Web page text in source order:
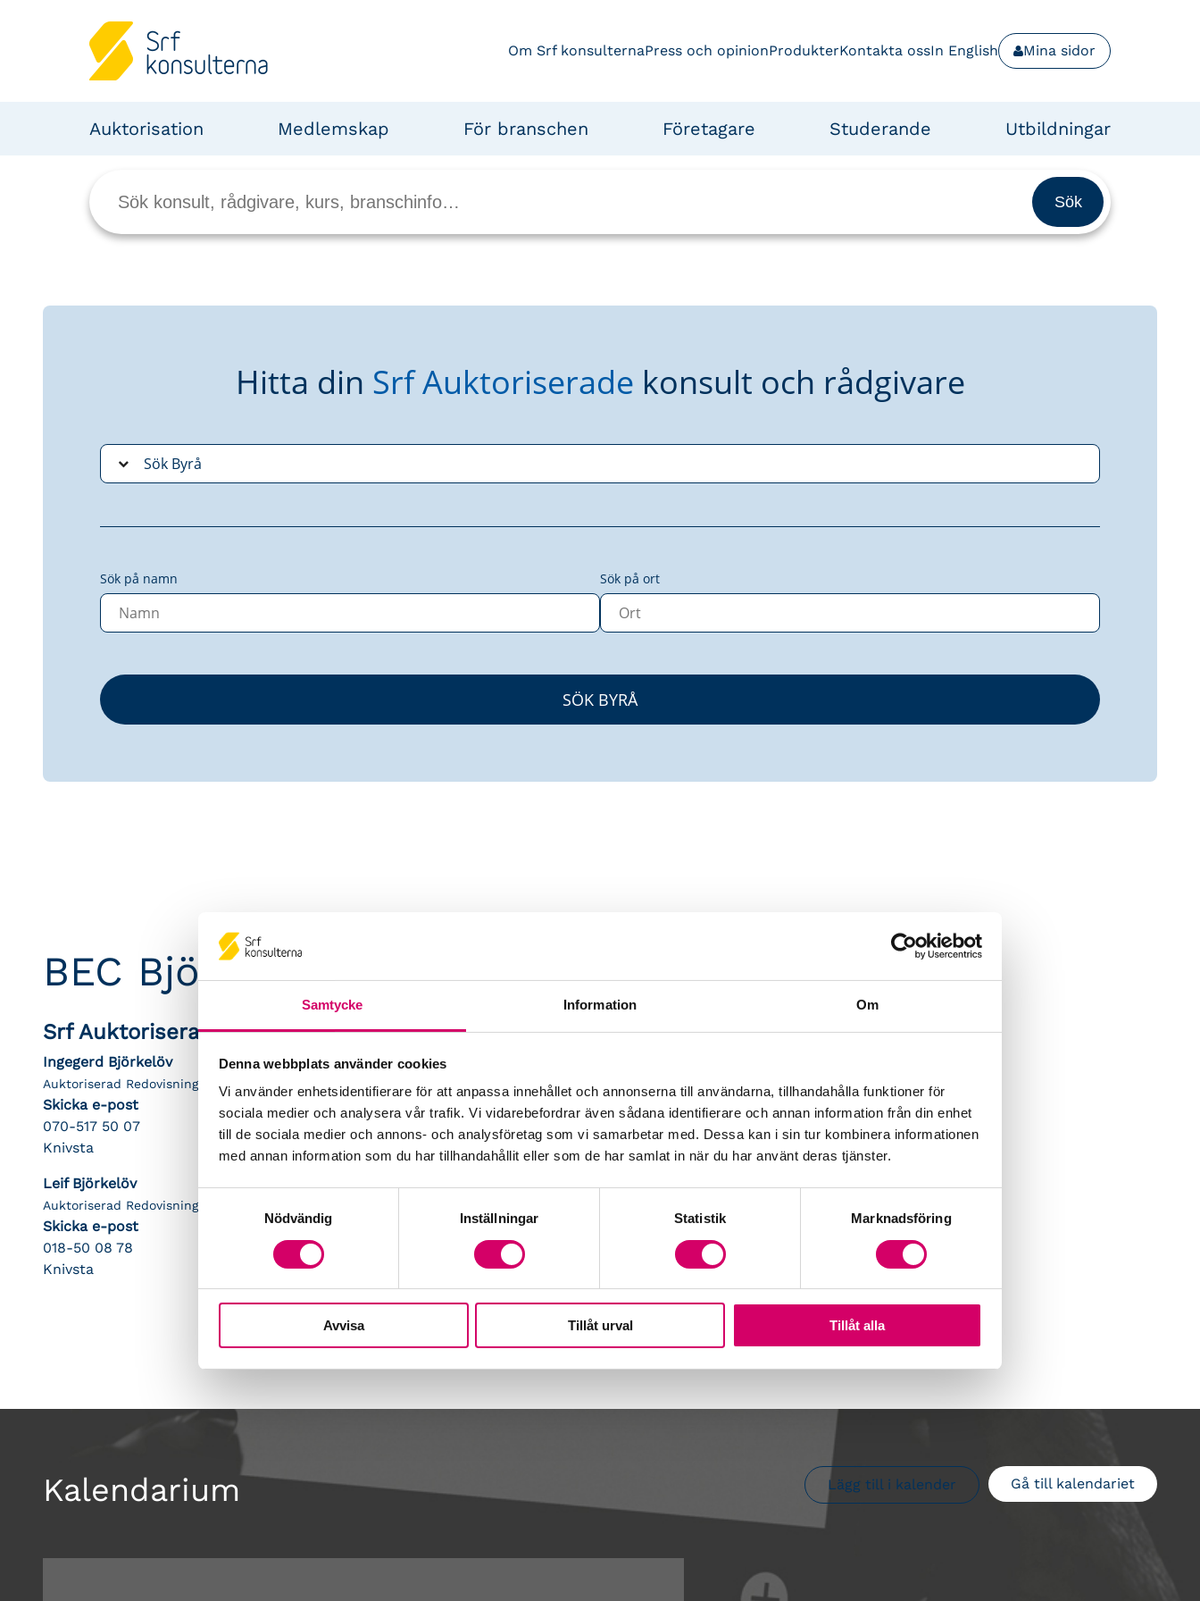
Samtycke Information Om
Denna webbplats använder cookies
Vi använder enhetsidentifierare för att anpassa innehållet och annonserna till användarna, tillhandahålla funktioner för
sociala medier och analysera vår trafik. Vi vidarebefordrar även sådana identifierare och annan information från din enhet
till de sociala medier och annons- och analysföretag som vi samarbetar med. Dessa kan i sin tur kombinera informationen
med annan information som du har tillhandahållit eller som de har samlat in när du har använt deras tjänster.
Nödvändig
Inställningar Statistik Marknadsföring
Avvisa Tillåt urval Tillåt alla
Om Srf konsulternaPress och opinionProdukterKontakta ossIn English Mina sidor
Auktorisation Medlemskap För branschen Företagare Studerande Utbildningar
Hitta din Srf Auktoriserade konsult och rådgivare
Sök på namn Sök på ort
BEC Björkelöv Ekonomiconsult AB
Srf Auktoriserade konsulter
Ingegerd Björkelöv
Auktoriserad Redovisningskonsult
Skicka e-post
070-517 50 07
Knivsta
Leif Björkelöv
Auktoriserad Redovisningskonsult
Skicka e-post
018-50 08 78
Knivsta
Kalendarium Gå till kalendariet
Lägg till i kalender